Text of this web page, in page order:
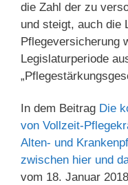
die Zahl der zu
und steigt, auch die
Pflegeversicherung
Legislaturperiode
In dem Beitrag Die
von Vollzeit-
Alten- und
zwischen hier und
vom 18. Januar